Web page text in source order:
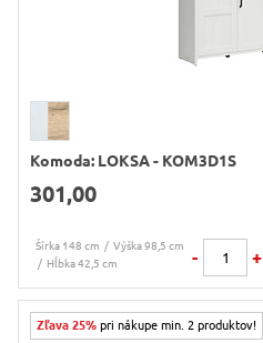
Komoda: LOKSA - KOM3D1S
301,00
Šírka 148 cm
Výška 98,5 cm
Hĺbka 42,5 cm
- +
Zľava 25% pri nákupe min. 2 produktov!